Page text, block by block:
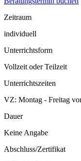
Zeitraum
individuell
Unterrichtsform
Vollzeit oder Teilzeit
Unterrichtszeiten
VZ: Montag - Freitag
Dauer
Keine Angabe
Abschluss/Zertifikat